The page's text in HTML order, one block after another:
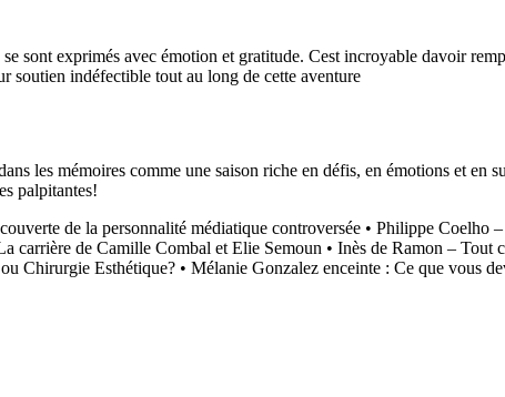
sont exprimés avec émotion et gratitude. Cest incroyable davoir
soutien indéfectible tout au long de cette aventure
les mémoires comme une saison riche en défis, en émotions et
palpitantes!
de la personnalité médiatique controversée • Philippe Coelho
carrière de Camille Combal et Elie Semoun • Inès de Ramon – Tout
Chirurgie Esthétique? • Mélanie Gonzalez enceinte : Ce que vous